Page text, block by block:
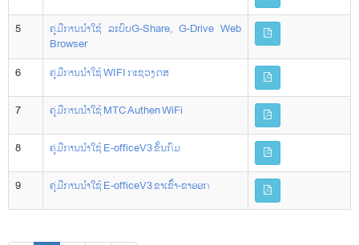
5
ຄູ່ມືການນຳໃຊ້ ລະບົບG-Share, G-Drive Web
Browser
6
ຄູ່ມືການນຳໃຊ້ WIFI ກະຊວງ ຕສ
7 ຄູ່ມືການນຳໃຊ້ MTC Authen WiFi
8 ຄູ່ມືການນຳໃຊ້ E-officeV3 ຂັ້ນກົມ
9 ຄູ່ມືການນຳໃຊ້ E-officeV3 ຂາເຂົ້າ-ຂາອອກ